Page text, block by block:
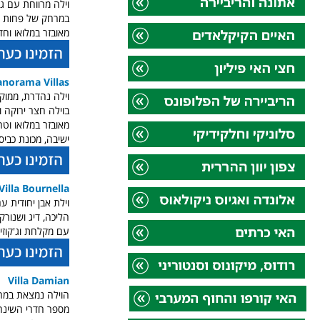
וילה מרווחת עם
במרחק של פחות
מאובזר במלואו
Villas
ישיבה, מכונת
Bournella
וילת אבן יחודית
הליכה, דיג
עם מקלחת וג'קוזי. מספר חדרי
Villa Damian